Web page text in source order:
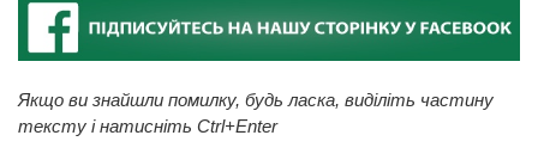
Якщо ви знайшли помилку, будь ласка, виділіть частину
тексту і натисніть Ctrl+Enter